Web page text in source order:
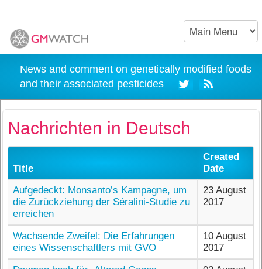
News and comment on genetically modified foods
and their associated pesticides
Nachrichten in Deutsch
Title
Created
Date
Aufgedeckt: Monsanto’s Kampagne, um
die Zurückziehung der Séralini-Studie zu
erreichen
23 August
2017
Wachsende Zweifel: Die Erfahrungen
eines Wissenschaftlers mit GVO
10 August
2017